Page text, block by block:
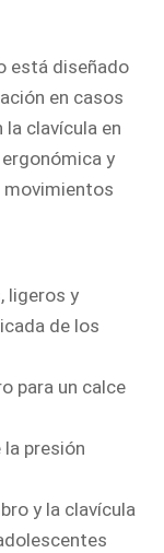
está diseñado
en casos
clavícula en
y
movimientos
ligeros y
de los
para un calce
presión
y la clavícula